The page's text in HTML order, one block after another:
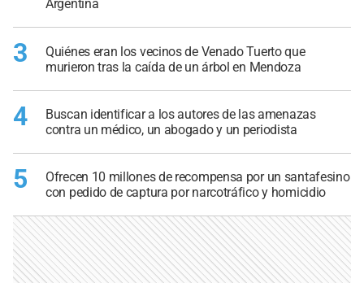
Argentina
3
Quiénes eran los vecinos de Venado Tuerto que
murieron tras la caída de un árbol en Mendoza
4
Buscan identificar a los autores de las amenazas
contra un médico, un abogado y un periodista
5
Ofrecen 10 millones de recompensa por un santafesino
con pedido de captura por narcotráfico y homicidio